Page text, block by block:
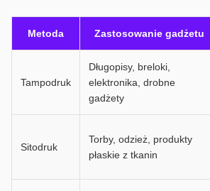
Metoda Zastosowanie gadżetu
Tampodruk
Długopisy, breloki,
elektronika, drobne
gadżety
Sitodruk
Torby, odzież, produkty
płaskie z tkanin